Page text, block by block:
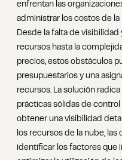
enfrentan las
administrar los costos de
Desde la falta de visibilidad
recursos hasta la
precios, estos obstáculos
presupuestarios y una
recursos. La solución
prácticas sólidas de control
obtener una visibilidad
los recursos de la nube,
identificar los factores que